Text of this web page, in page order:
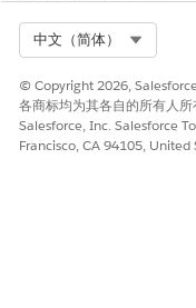
中文（简体）
© Copyright 2026,
各商标均为其各自的所有人所
Salesforce, Inc. Salesforce
Francisco, CA 94105, United